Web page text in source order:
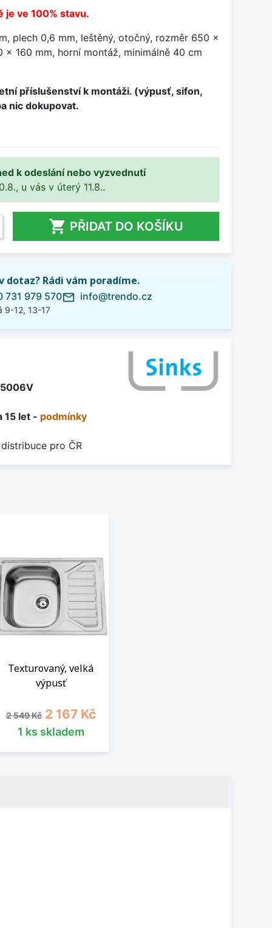
je ve 100% stavu.
plech 0,6 mm, leštěný, otočný, rozměr 650 x
160 mm, horní montáž, minimálně 40 cm
příslušenství k montáži. (výpusť, sifon,
nic dokupovat.
k odeslání nebo vyzvednutí
u vás v úterý 11.8..
 PŘIDAT DO KOŠÍKU
dotaz? Rádi vám poradíme.
731 979 570
9-12, 13-17
mail_outline info@trendo.cz
15 let - podmínky
pro ČR
Texturovaný, velká
výpusť
Běžná cena
2 549 Kč Cena
2 167 Kč
1 ks skladem